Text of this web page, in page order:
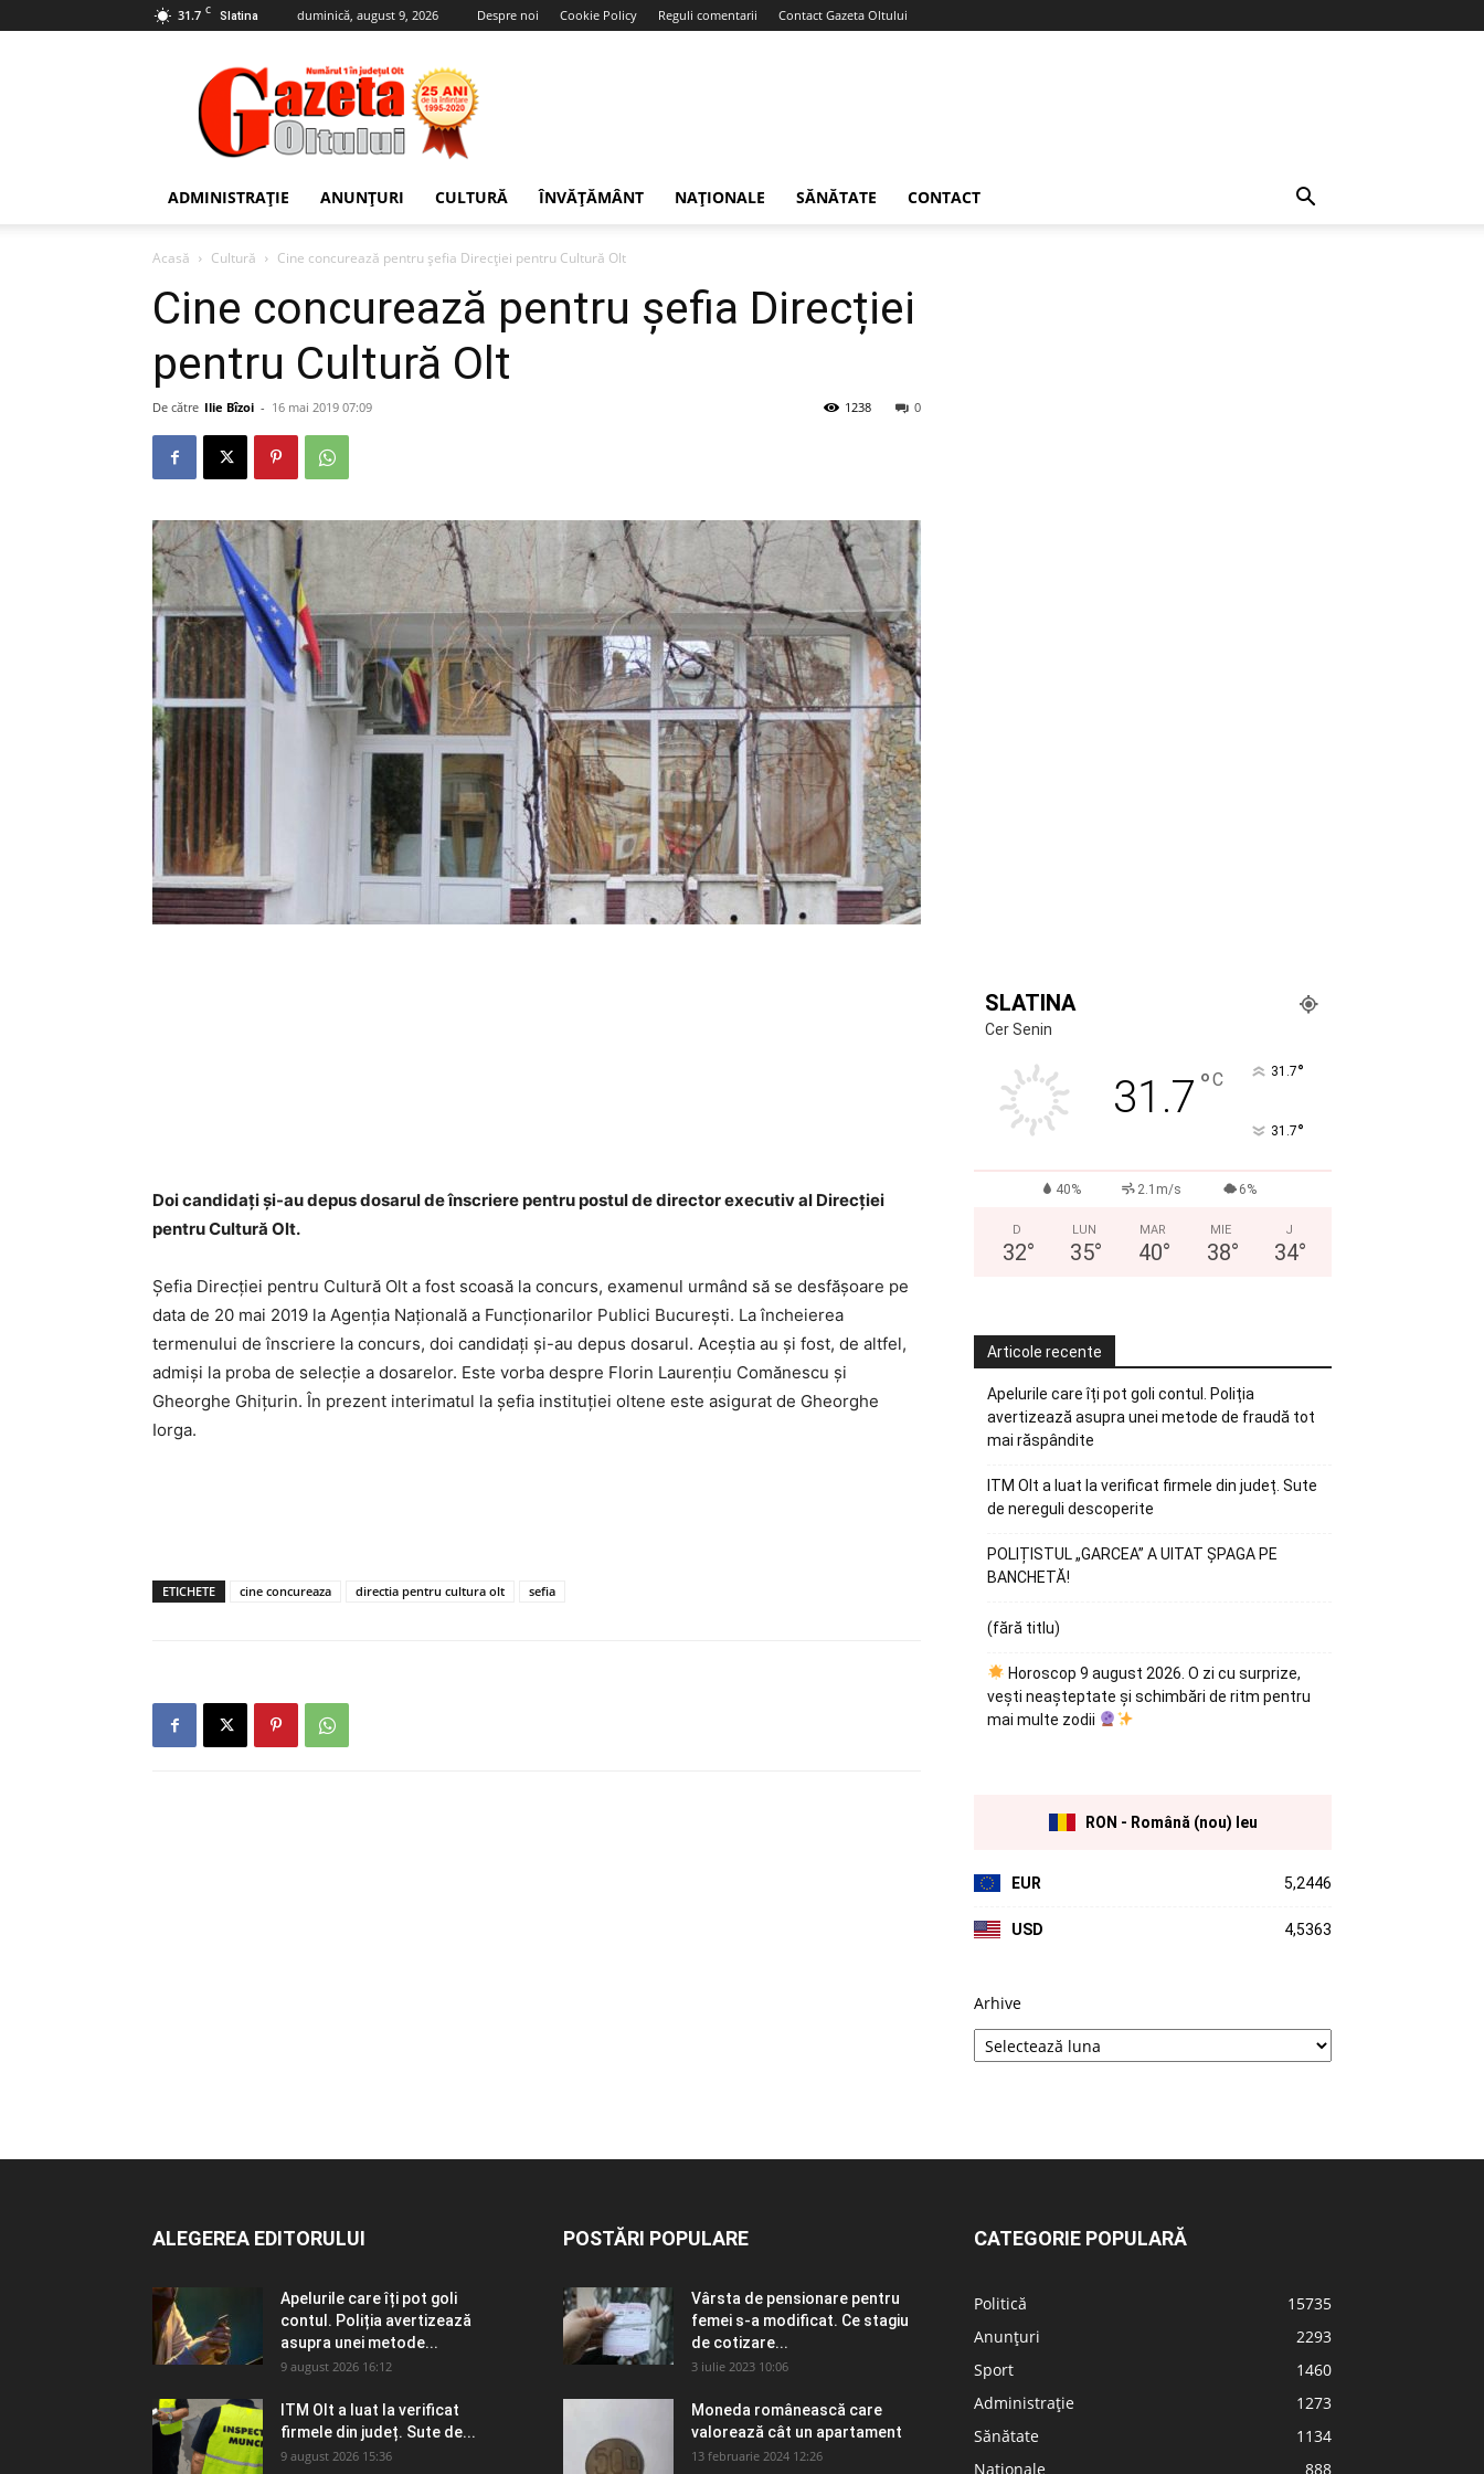
31.7 C Slatina duminică, august 9, 2026 Despre noi Cookie Policy Reguli comentarii Contact Gazeta Oltului
Gazeta
Oltului
ADMINISTRAȚIE ANUNȚURI CULTURĂ ÎNVĂȚĂMÂNT NAȚIONALE SĂNĂTATE CONTACT
Acasă Cultură Cine concurează pentru șefia Direcției pentru Cultură Olt
Cine concurează pentru șefia Direcției
pentru Cultură Olt
De către Ilie Bîzoi - 16 mai 2019 07:09 0
1238
Doi candidaţi şi-au depus dosarul de înscriere pentru postul de director executiv al Direcției
pentru Cultură Olt.
Șefia Direcției pentru Cultură Olt a fost scoasă la concurs, examenul urmând să se desfășoare pe
data de 20 mai 2019 la Agenția Națională a Funcționarilor Publici București. La încheierea
termenului de înscriere la concurs, doi candidați și-au depus dosarul. Aceștia au și fost, de altfel,
admiși la proba de selecție a dosarelor. Este vorba despre Florin Laurențiu Comănescu și
Gheorghe Ghițurin. În prezent interimatul la şefia instituţiei oltene este asigurat de Gheorghe
Iorga.
ETICHETE cine concureaza directia pentru cultura olt sefia
SLATINA
Cer Senin
31.7 °C 31.7°
31.7°
40% 2.1m/s 6%
D
32°
LUN
35°
MAR
40°
MIE
38°
J
34°
Articole recente
Apelurile care îți pot goli contul. Poliția
avertizează asupra unei metode de fraudă tot
mai răspândite
ITM Olt a luat la verificat firmele din județ. Sute
de nereguli descoperite
POLIȚISTUL „GARCEA” A UITAT ȘPAGA PE
BANCHETĂ!
(fără titlu)
Horoscop 9 august 2026. O zi cu surprize,
vești neașteptate și schimbări de ritm pentru
mai multe zodii
RON - Română (nou) leu
EUR 5,2446
USD 4,5363
Arhive
ALEGEREA EDITORULUI
Apelurile care îți pot goli
contul. Poliția avertizează
asupra unei metode...
9 august 2026 16:12
ITM Olt a luat la verificat
firmele din județ. Sute de...
9 august 2026 15:36
POSTĂRI POPULARE
Vârsta de pensionare pentru
femei s-a modificat. Ce stagiu
de cotizare...
3 iulie 2023 10:06
Moneda românească care
valorează cât un apartament
13 februarie 2024 12:26
CATEGORIE POPULARĂ
Politică
15735
Anunțuri
2293
Sport
1460
Administrație
1273
Sănătate
1134
Naționale
888